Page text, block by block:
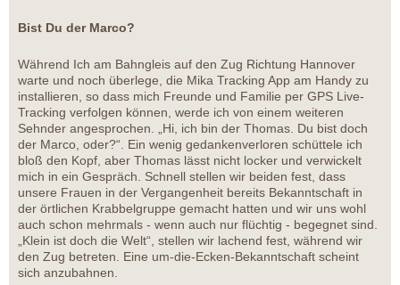
Bist Du der Marco?
Während Ich am Bahngleis auf den Zug Richtung Hannover
warte und noch überlege, die Mika Tracking App am Handy zu
installieren, so dass mich Freunde und Familie per GPS Live-
Tracking verfolgen können, werde ich von einem weiteren
Sehnder angesprochen. „Hi, ich bin der Thomas. Du bist doch
der Marco, oder?“. Ein wenig gedankenverloren schüttele ich
bloß den Kopf, aber Thomas lässt nicht locker und verwickelt
mich in ein Gespräch. Schnell stellen wir beiden fest, dass
unsere Frauen in der Vergangenheit bereits Bekanntschaft in
der örtlichen Krabbelgruppe gemacht hatten und wir uns wohl
auch schon mehrmals - wenn auch nur flüchtig - begegnet sind.
„Klein ist doch die Welt“, stellen wir lachend fest, während wir
den Zug betreten. Eine um-die-Ecken-Bekanntschaft scheint
sich anzubahnen.